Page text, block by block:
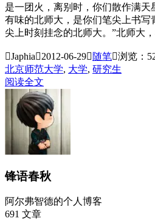
是一团火，离别时，你们散作满
有味的北师大，是你们笔尖上书
尖上时刻挂念的北师大。”北师大，
Japhia2012-06-29 随笔浏览：
北京师范大学, 大学, 研究生
阅读全文
锋语春秋
阿尔弗智德的个人博客
691 文章